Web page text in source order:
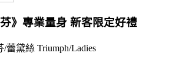
》專業量身 新客限定好禮
蕾黛絲 Triumph/Ladies